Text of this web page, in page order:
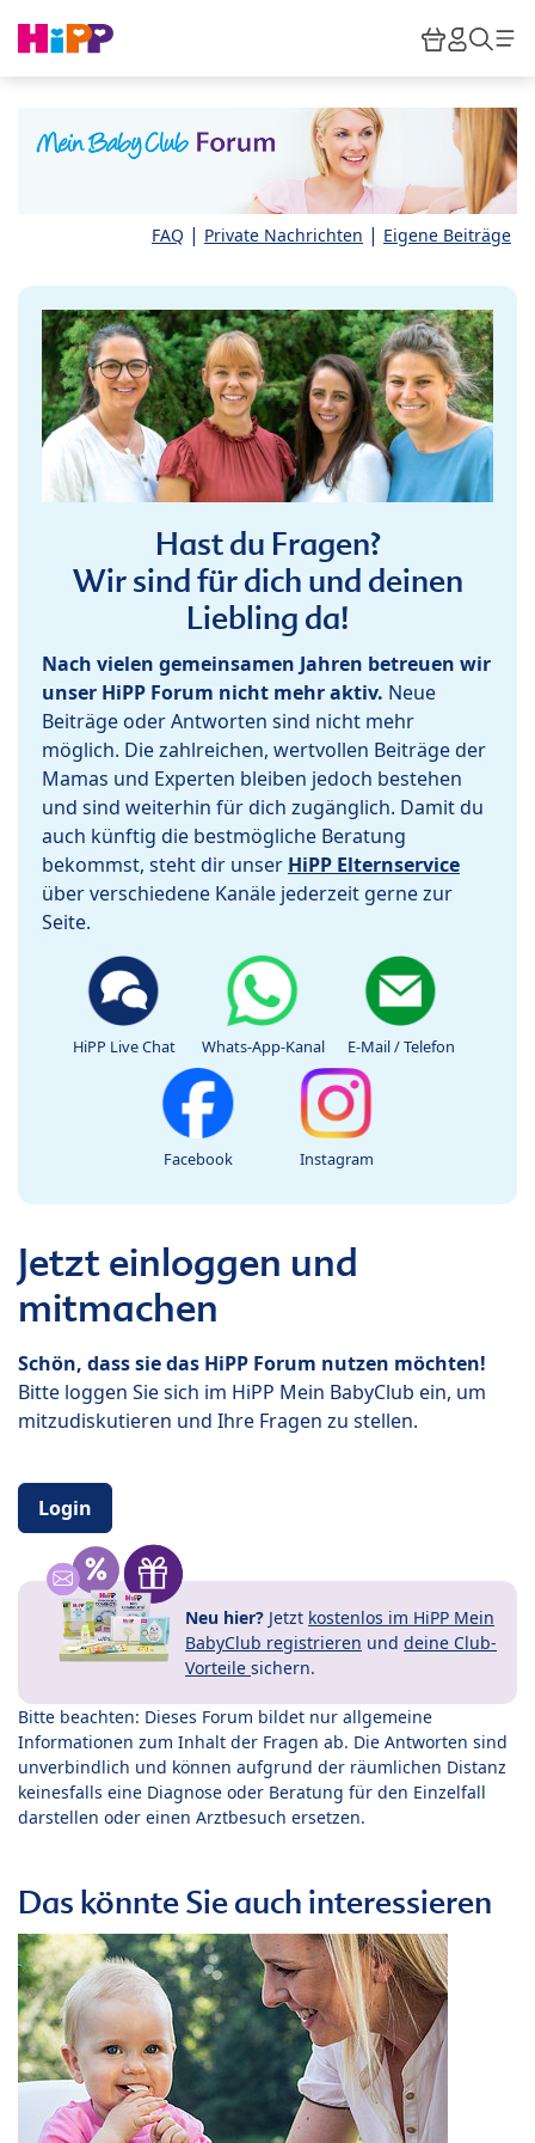
HiPP
FAQ | Private Nachrichten | Eigene Beiträge
Hast du Fragen?
Wir sind für dich und deinen
Liebling da!
Nach vielen gemeinsamen Jahren betreuen wir
unser HiPP Forum nicht mehr aktiv. Neue
Beiträge oder Antworten sind nicht mehr
möglich. Die zahlreichen, wertvollen Beiträge der
Mamas und Experten bleiben jedoch bestehen
und sind weiterhin für dich zugänglich. Damit du
auch künftig die bestmögliche Beratung
bekommst, steht dir unser HiPP Elternservice
über verschiedene Kanäle jederzeit gerne zur
Seite.
HiPP Live Chat Whats-App-Kanal E-Mail / Telefon
Facebook Instagram
Jetzt einloggen und
mitmachen
Schön, dass sie das HiPP Forum nutzen möchten!
Bitte loggen Sie sich im HiPP Mein BabyClub ein, um
mitzudiskutieren und Ihre Fragen zu stellen.
Login
Neu hier? Jetzt kostenlos im HiPP Mein
BabyClub registrieren und deine Club-
Vorteile sichern.
Bitte beachten: Dieses Forum bildet nur allgemeine
Informationen zum Inhalt der Fragen ab. Die Antworten sind
unverbindlich und können aufgrund der räumlichen Distanz
keinesfalls eine Diagnose oder Beratung für den Einzelfall
darstellen oder einen Arztbesuch ersetzen.
Das könnte Sie auch interessieren